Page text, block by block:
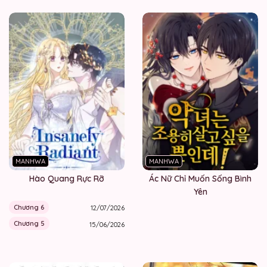
MANHWA
Hào Quang Rực Rỡ
Chương 6
12/07/2026
Chương 5
15/06/2026
MANHWA
Ác Nữ Chỉ Muốn Sống Bình
Yên